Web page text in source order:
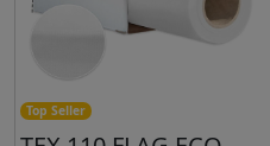
Top Seller